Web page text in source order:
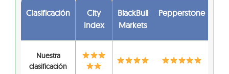
Clasificación
City
Index
BlackBull
Markets
Pepperstone
Nuestra
clasificación